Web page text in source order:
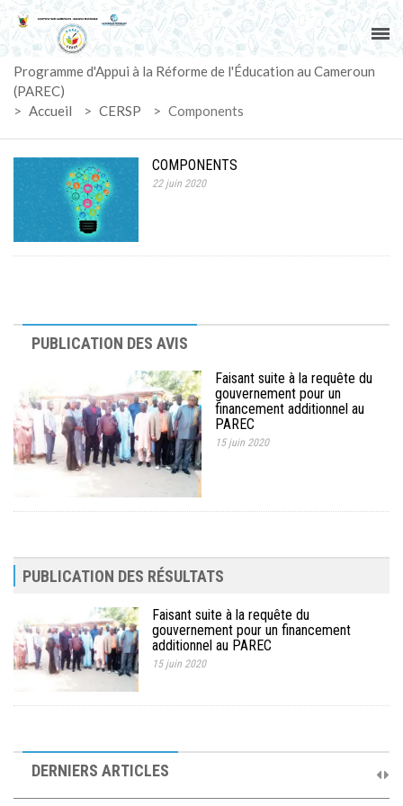
ACCUEIL
PAREC
ACTUALITÉS
ACTIVITÉS
MÉDIA
LANGUES
Programme d'Appui à la Réforme de l'Éducation au Cameroun
(PAREC)
> Accueil > CERSP > Components
COMPONENTS
22 juin 2020
PUBLICATION DES AVIS
Faisant suite à la requête du
gouvernement pour un
financement additionnel au
PAREC
15 juin 2020
PUBLICATION DES RÉSULTATS
Faisant suite à la requête du
gouvernement pour un financement
additionnel au PAREC
15 juin 2020
DERNIERS ARTICLES
19 septembre 2025